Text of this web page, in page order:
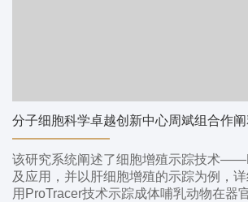
该研究系统阐述了细胞增殖示踪技术
及应用，并以肝细胞增殖的示踪为例，
用ProTracer技术示踪成体哺乳动物在器